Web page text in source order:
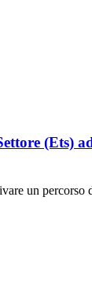
(Ets)
un